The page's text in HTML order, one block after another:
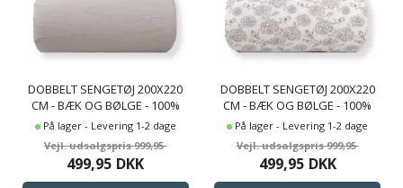
DOBBELT SENGETØJ 200X220
CM - BÆK OG BØLGE - 100%
BOMULDS KREP - SAND
ENSFARVET
På lager - Levering 1-2 dage
999,95
499,95 DKK
DOBBELT SENGETØJ 200X220
CM - BÆK OG BØLGE - 100%
BOMULDS KREP - SANDFARVET
BLOMSTER PRINT
På lager - Levering 1-2 dage
999,95
499,95 DKK